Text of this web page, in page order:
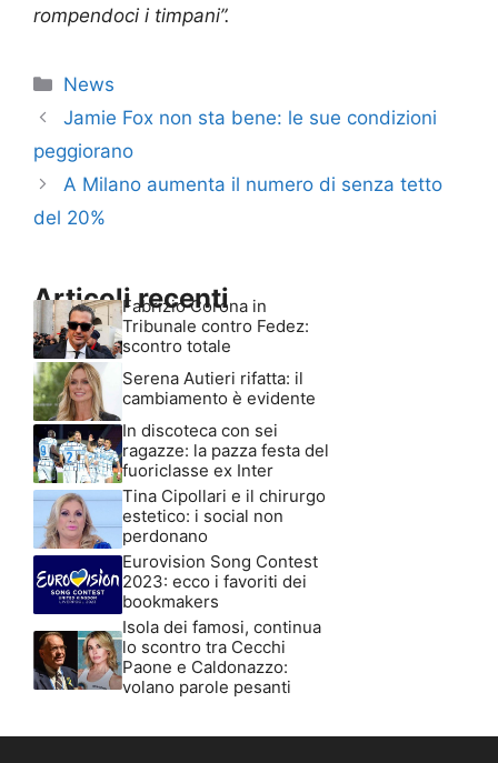
rompendoci i timpani”.
Categorie
News
Jamie Fox non sta bene: le sue condizioni
peggiorano
A Milano aumenta il numero di senza tetto
del 20%
Articoli recenti
Fabrizio Corona in
Tribunale contro Fedez:
scontro totale
Serena Autieri rifatta: il
cambiamento è evidente
In discoteca con sei
ragazze: la pazza festa del
fuoriclasse ex Inter
Tina Cipollari e il chirurgo
estetico: i social non
perdonano
Eurovision Song Contest
2023: ecco i favoriti dei
bookmakers
Isola dei famosi, continua
lo scontro tra Cecchi
Paone e Caldonazzo:
volano parole pesanti